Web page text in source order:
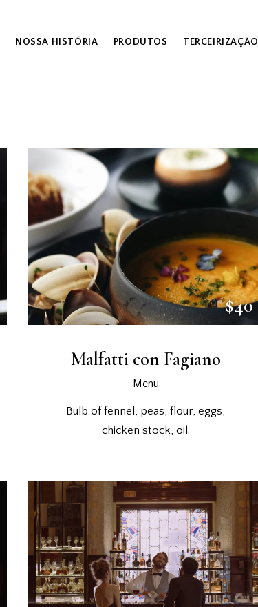
NOSSA HISTÓRIA PRODUTOS TERCEIRIZAÇÃO
$40
Malfatti con Fagiano
Menu
Bulb of fennel, peas, flour, eggs,
chicken stock, oil.